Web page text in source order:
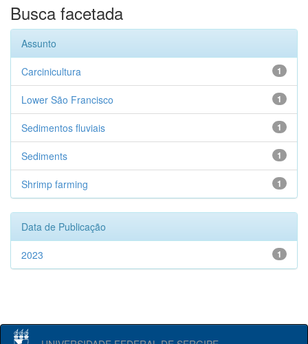
Busca facetada
Assunto
1
Carcinicultura
1
Lower São Francisco
1
Sedimentos fluviais
1
Sediments
1
Shrimp farming
Data de Publicação
1
2023